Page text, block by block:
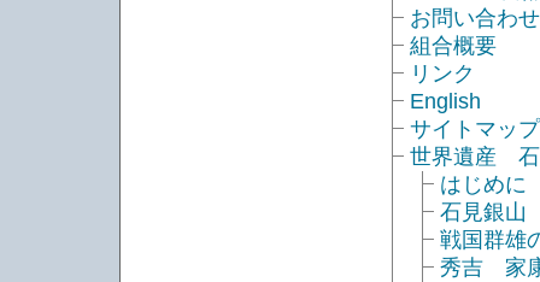
お問い合わせ
組合概要
リンク
English
サイトマップ
世界遺産 石
はじめに
石見銀
戦国群雄
秀吉 家